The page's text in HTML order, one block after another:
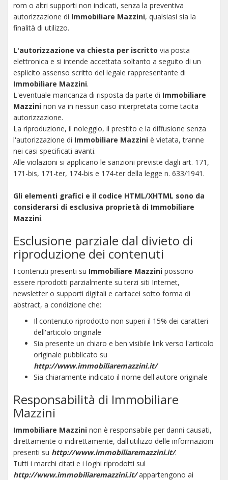
rom o altri supporti non indicati, senza la preventiva
autorizzazione di Immobiliare Mazzini, qualsiasi sia la
finalità di utilizzo.
L'autorizzazione va chiesta per iscritto via posta
elettronica e si intende accettata soltanto a seguito di un
esplicito assenso scritto del legale rappresentante di
Immobiliare Mazzini.
L'eventuale mancanza di risposta da parte di Immobiliare
Mazzini non va in nessun caso interpretata come tacita
autorizzazione.
La riproduzione, il noleggio, il prestito e la diffusione senza
l'autorizzazione di Immobiliare Mazzini è vietata, tranne
nei casi specificati avanti.
Alle violazioni si applicano le sanzioni previste dagli art. 171,
171-bis, 171-ter, 174-bis e 174-ter della legge n. 633/1941.
Gli elementi grafici e il codice HTML/XHTML sono da
considerarsi di esclusiva proprietà di Immobiliare
Mazzini.
Esclusione parziale dal divieto di
riproduzione dei contenuti
I contenuti presenti su Immobiliare Mazzini possono
essere riprodotti parzialmente su terzi siti Internet,
newsletter o supporti digitali e cartacei sotto forma di
abstract, a condizione che:
Il contenuto riprodotto non superi il 15% dei caratteri
dell'articolo originale
Sia presente un chiaro e ben visibile link verso l'articolo
originale pubblicato su
http://www.immobiliaremazzini.it/
Sia chiaramente indicato il nome dell'autore originale
Responsabilità di Immobiliare
Mazzini
Immobiliare Mazzini non è responsabile per danni causati,
direttamente o indirettamente, dall'utilizzo delle informazioni
presenti su http://www.immobiliaremazzini.it/.
Tutti i marchi citati e i loghi riprodotti sul
http://www.immobiliaremazzini.it/appartengono ai